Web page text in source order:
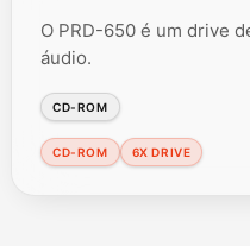
O PRD-650 é um drive
áudio.
CD-ROM
CD-ROM 6X DRIVE